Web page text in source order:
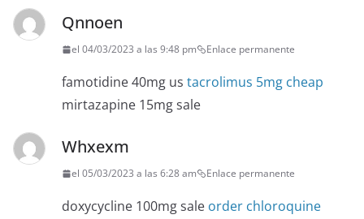
Qnnoen
el 04/03/2023 a las 9:48 pm Enlace permanente
famotidine 40mg us tacrolimus 5mg cheap
mirtazapine 15mg sale
Whxexm
el 05/03/2023 a las 6:28 am Enlace permanente
doxycycline 100mg sale order chloroquine